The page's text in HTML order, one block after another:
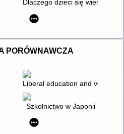
Dlaczego dzieci się wiercą :
dzieci
PORÓWNAWCZA
na UkrainieLiberal education and
Szkolnictwo w Japonii
Zachodniej i w Polsce